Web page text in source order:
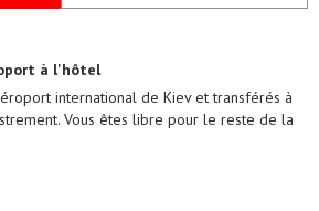
à l'hôtel
international de Kiev et transférés à
Vous êtes libre pour le reste de la